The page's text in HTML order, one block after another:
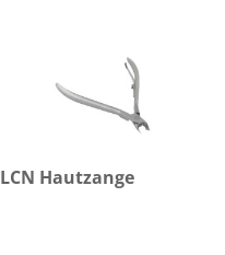
LCN Hautzange